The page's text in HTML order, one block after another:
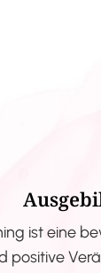
ist eine
positive